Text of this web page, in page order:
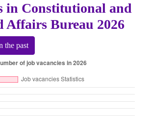
in Constitutional and
Affairs Bureau 2026
the past